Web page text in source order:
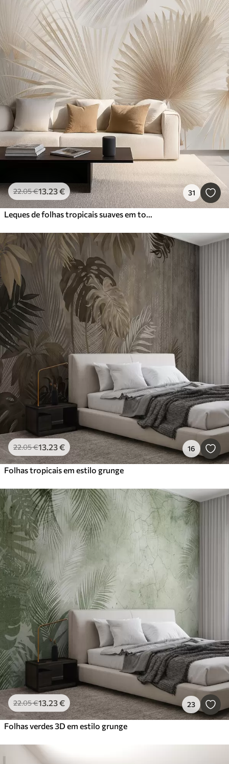
22.05€13.23€ 31
Leques de folhas tropicais suaves em tons de bege claro e azulado
22.05€13.23€ 16
Folhas tropicais em estilo grunge
22.05€13.23€ 23
Folhas verdes 3D em estilo grunge